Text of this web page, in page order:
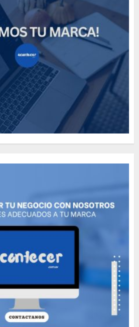
Need to Know About the
Classic Cars in a Retro
The full story of
Thailand’s extraordinary
cave rescue
Valentino Goes
Deliberately Feminine for
Fall 2018
MAYO 16, 2024